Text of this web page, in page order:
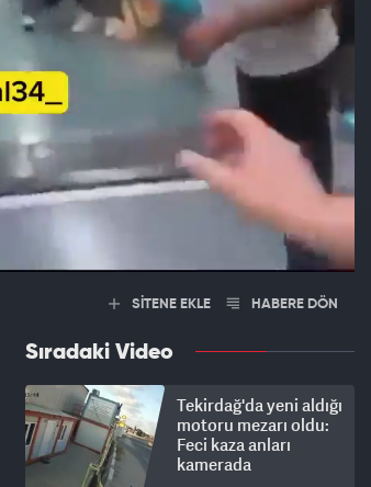
SİTENE EKLE HABERE DÖN
Sıradaki Video
Tekirdağ'da yeni aldığı
motoru mezarı oldu:
Feci kaza anları
kamerada